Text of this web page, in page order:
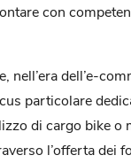
con
dell’e-
particolare
di cargo bike o
l’offerta dei